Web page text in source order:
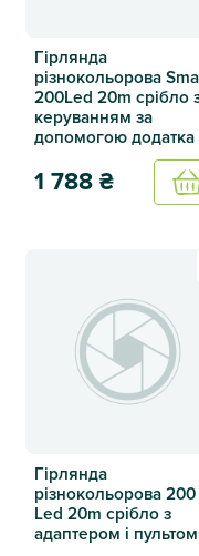
Гірлянда
різнокольорова
200Led 20m срібло
керуванням за
допомогою додатка
1 788₴
Гірлянда
різнокольорова 200
Led 20m срібло з
адаптером і пультом